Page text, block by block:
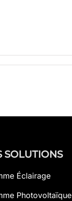
SOLUTIONS
Éclairage
Photovoltaïque